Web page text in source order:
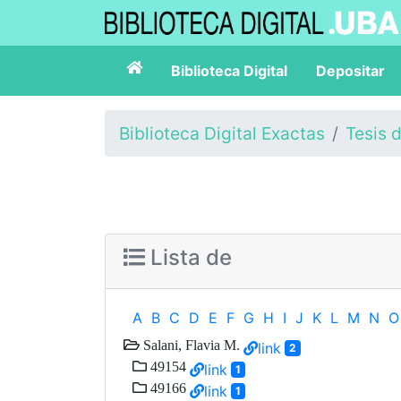
Biblioteca Digital Depositar
Biblioteca Digital Exactas Tesis
Lista de
A B C D E F G H I J K L M N O
Salani, Flavia M. link 2
49154 link 1
49166 link 1